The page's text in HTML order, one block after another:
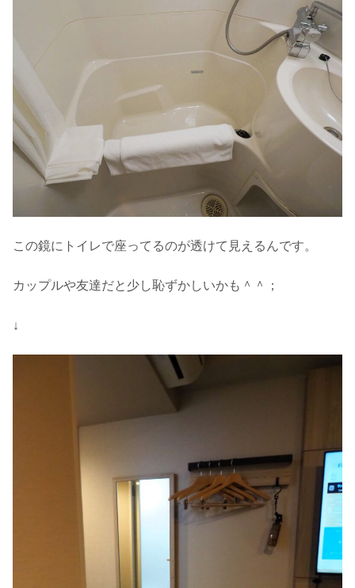
この鏡にトイレで座ってるのが透けて見えるんです。
カップルや友達だと少し恥ずかしいかも＾＾；
↓